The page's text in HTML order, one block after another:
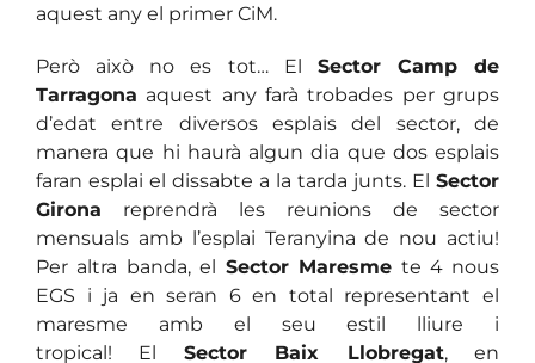
aquest any el primer CiM.
Però això no es tot… El Sector Camp de
Tarragona aquest any farà trobades per grups
d’edat entre diversos esplais del sector, de
manera que hi haurà algun dia que dos esplais
faran esplai el dissabte a la tarda junts. El Sector
Girona reprendrà les reunions de sector
mensuals amb l’esplai Teranyina de nou actiu!
Per altra banda, el Sector Maresme te 4 nous
EGS i ja en seran 6 en total representant el
maresme amb el seu estil lliure i
tropical! El Sector Baix Llobregat, en